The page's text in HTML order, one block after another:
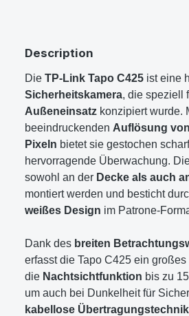
Description
Die TP-Link Tapo C425 ist eine
Sicherheitskamera, die speziell
Außeneinsatz konzipiert wurde.
beeindruckenden Auflösung
Pixeln bietet sie gestochen
hervorragende Überwachung.
sowohl an der Decke als auch
montiert werden und besticht
weißes Design im Patrone-
Dank des breiten
erfasst die Tapo C425 ein
die Nachtsichtfunktion bis zu
um auch bei Dunkelheit für
kabellose Übertragungstechnik